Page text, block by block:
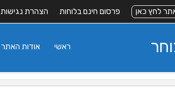
לחץ כאן פרסום חינם בלוחות הצהרת נגישות
אודות האתר ראשי